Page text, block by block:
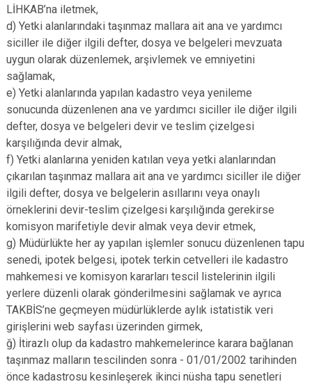
LİHKAB’na iletmek,
d) Yetki alanlarındaki taşınmaz mallara ait ana ve yardımcı
siciller ile diğer ilgili defter, dosya ve belgeleri mevzuata
uygun olarak düzenlemek, arşivlemek ve emniyetini
sağlamak,
e) Yetki alanlarında yapılan kadastro veya yenileme
sonucunda düzenlenen ana ve yardımcı siciller ile diğer ilgili
defter, dosya ve belgeleri devir ve teslim çizelgesi
karşılığında devir almak,
f) Yetki alanlarına yeniden katılan veya yetki alanlarından
çıkarılan taşınmaz mallara ait ana ve yardımcı siciller ile diğer
ilgili defter, dosya ve belgelerin asıllarını veya onaylı
örneklerini devir-teslim çizelgesi karşılığında gerekirse
komisyon marifetiyle devir almak veya devir etmek,
g) Müdürlükte her ay yapılan işlemler sonucu düzenlenen tapu
senedi, ipotek belgesi, ipotek terkin cetvelleri ile kadastro
mahkemesi ve komisyon kararları tescil listelerinin ilgili
yerlere düzenli olarak gönderilmesini sağlamak ve ayrıca
TAKBİS’ne geçmeyen müdürlüklerde aylık istatistik veri
girişlerini web sayfası üzerinden girmek,
ğ) İtirazlı olup da kadastro mahkemelerince karara bağlanan
taşınmaz malların tescilinden sonra - 01/01/2002 tarihinden
önce kadastrosu kesinleşerek ikinci nüsha tapu senetleri